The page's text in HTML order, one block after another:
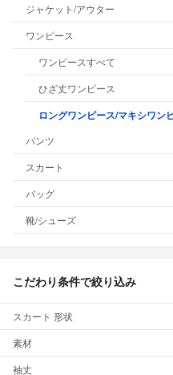
ジャケット/アウター
ワンピース
ワンピースすべて
ひざ丈ワンピース
ロングワンピース/マキシワン
パンツ
スカート
バッグ
靴/シューズ
こだわり条件で絞り込み
スカート 形状
素材
袖丈